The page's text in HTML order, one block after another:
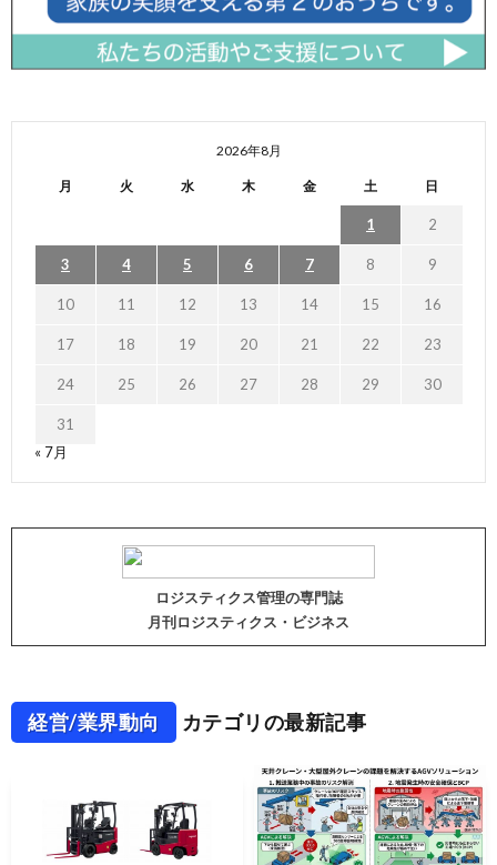
2026年8月
月 火 水 木 金 土 日
1 2
3 4 5 6 7 8 9
10 11 12 13 14 15 16
17 18 19 20 21 22 23
24 25 26 27 28 29 30
31
« 7月
ロジスティクス管理の専門誌
月刊ロジスティクス・ビジネス
経営/業界動向 カテゴリの最新記事